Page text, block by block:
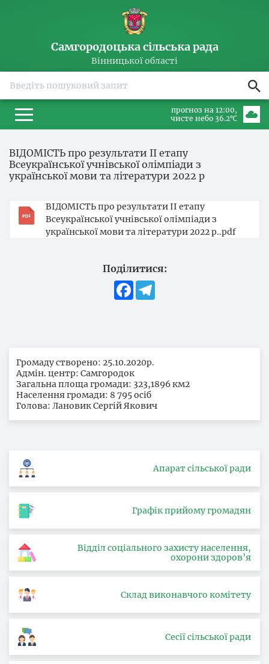
Самгородоцька сільська рада
Вінницької області
прогноз на 12:00
чисте небо 36.2℃
ВІДОМІСТЬ про результати ІІ етапу
Всеукраїнської учнівської олімпіади з
української мови та літератури 2022 р
ВІДОМІСТЬ про результати ІІ етапу
Всеукраїнської учнівської олімпіади з
української мови та літератури 2022 р..pdf
Поділитися:
Facebook
Громаду створено: 25.10.2020р.
Адмін. центр: Самгородок
Загальна площа громади: 323,1896 км2
Населення громади: 8 795 осіб
Голова: Лановик Сергій Якович
Апарат сільської ради
Графік прийому громадян
Відділ соціального захисту населення,
охорони здоров’я
Склад виконавчого комітету
Сесії сільської ради